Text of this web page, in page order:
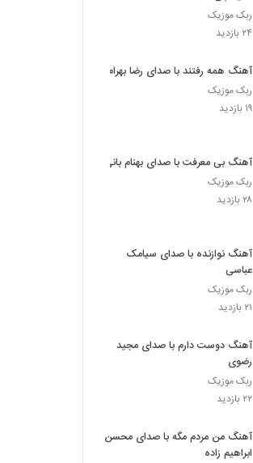
ربک موزیک
۲۴ بازدید
آهنگ همه رفتند با صدای رضا بهرام
ربک موزیک
۱۹ بازدید
آهنگ بی معرفت با صدای بهنام بانی
ربک موزیک
۲۸ بازدید
آهنگ نوازنده با صدای سیامک
عباسی
ربک موزیک
۲۱ بازدید
آهنگ دوست دارم با صدای مجید
رضوی
ربک موزیک
۲۲ بازدید
آهنگ من مردم مگه با صدای محسن
ابراهیم زاده